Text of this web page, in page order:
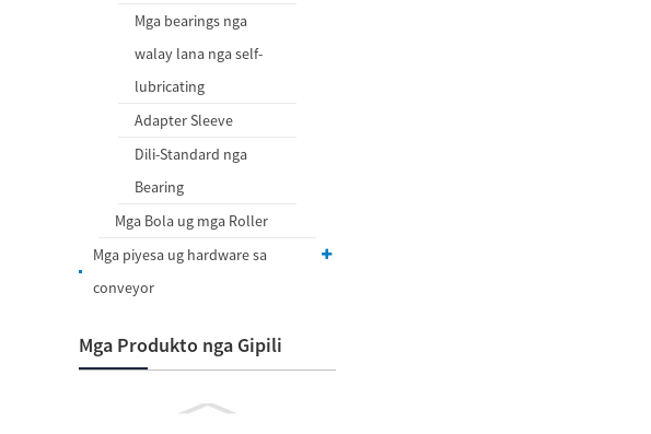
Mga bearings nga
walay lana nga self-
lubricating
Adapter Sleeve
Dili-Standard nga
Bearing
Mga Bola ug mga Roller
Mga piyesa ug hardware sa
conveyor
Mga Produkto nga Gipili